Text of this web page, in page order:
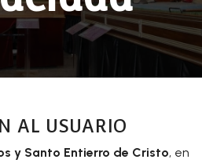
AL USUARIO
y Santo Entierro de Cristo, en